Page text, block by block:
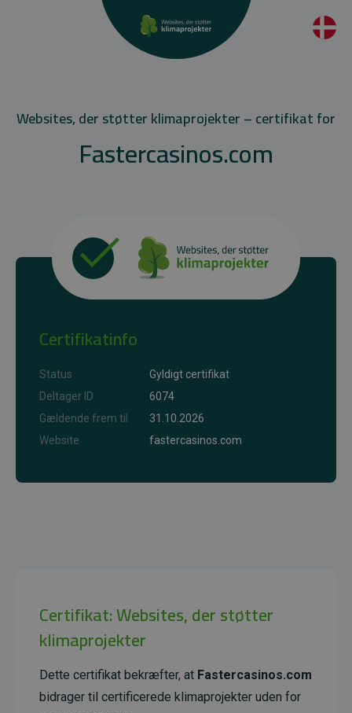
Websites, der støtter klimaprojekter – certifikat for
Fastercasinos.com
Certifikatinfo
Status
Gyldigt certifikat
Deltager ID
6074
Gældende frem til
31.10.2026
Website
fastercasinos.com
Certifikat: Websites, der støtter
klimaprojekter
Dette certifikat bekræfter, at Fastercasinos.com
bidrager til certificerede klimaprojekter uden for